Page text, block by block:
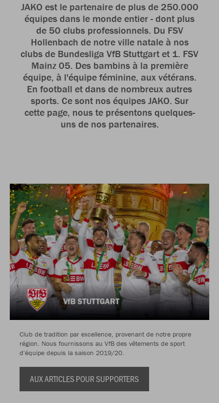
JAKO est le partenaire de plus de 250.000
équipes dans le monde entier - dont plus
de 50 clubs professionnels. Du FSV
Hollenbach de notre ville natale à nos
clubs de Bundesliga VfB Stuttgart et 1. FSV
Mainz 05. Des bambins à la première
équipe, à l'équipe féminine, aux vétérans.
En football et dans de nombreux autres
sports. Ce sont nos équipes JAKO. Sur
cette page, nous te présentons quelques-
uns de nos partenaires.
Club de tradition par excellence, provenant de notre propre
région. Nous fournissons au VfB des vêtements de sport
d'équipe depuis la saison 2019/20.
AUX ARTICLES POUR SUPPORTERS